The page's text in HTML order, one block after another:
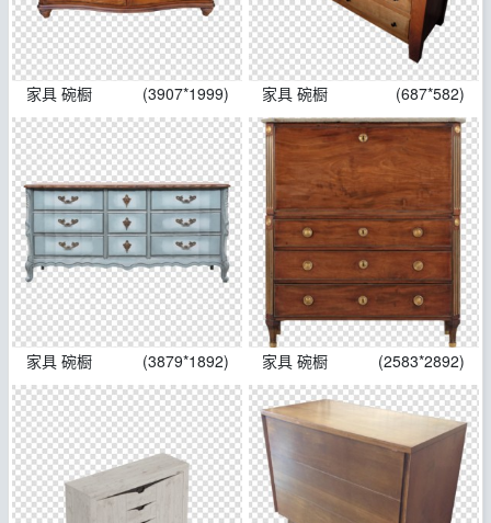
家具 碗橱 (3907*1999) 家具 碗橱 (687*582)
家具 碗橱 (3879*1892) 家具 碗橱 (2583*2892)